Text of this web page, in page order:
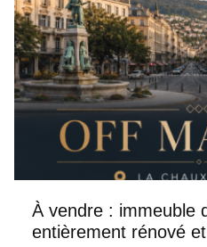
À vendre : immeuble
entièrement rénové